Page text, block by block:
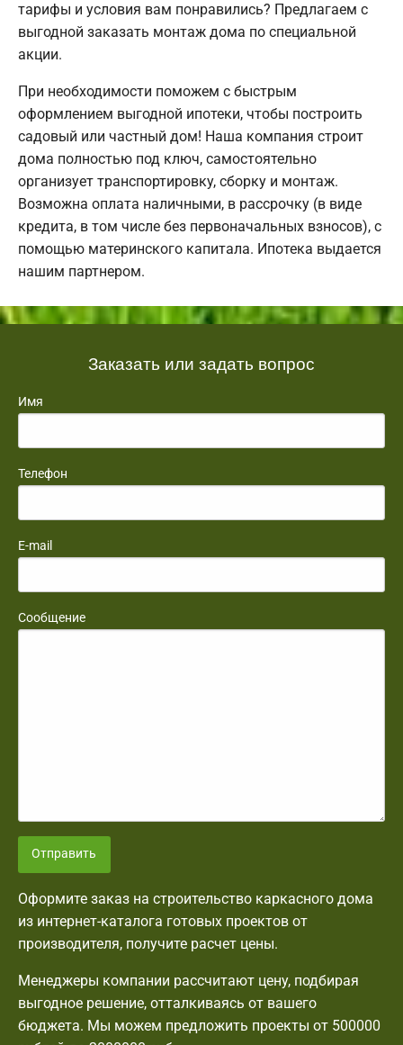
тарифы и условия вам понравились? Предлагаем с
выгодной заказать монтаж дома по специальной
акции.
При необходимости поможем с быстрым
оформлением выгодной ипотеки, чтобы построить
садовый или частный дом! Наша компания строит
дома полностью под ключ, самостоятельно
организует транспортировку, сборку и монтаж.
Возможна оплата наличными, в рассрочку (в виде
кредита, в том числе без первоначальных взносов), с
помощью материнского капитала. Ипотека выдается
нашим партнером.
Заказать или задать вопрос
Имя
Телефон
E-mail
Сообщение
Отправить
Оформите заказ на строительство каркасного дома
из интернет-каталога готовых проектов от
производителя, получите расчет цены.
Менеджеры компании рассчитают цену, подбирая
выгодное решение, отталкиваясь от вашего
бюджета. Мы можем предложить проекты от 500000